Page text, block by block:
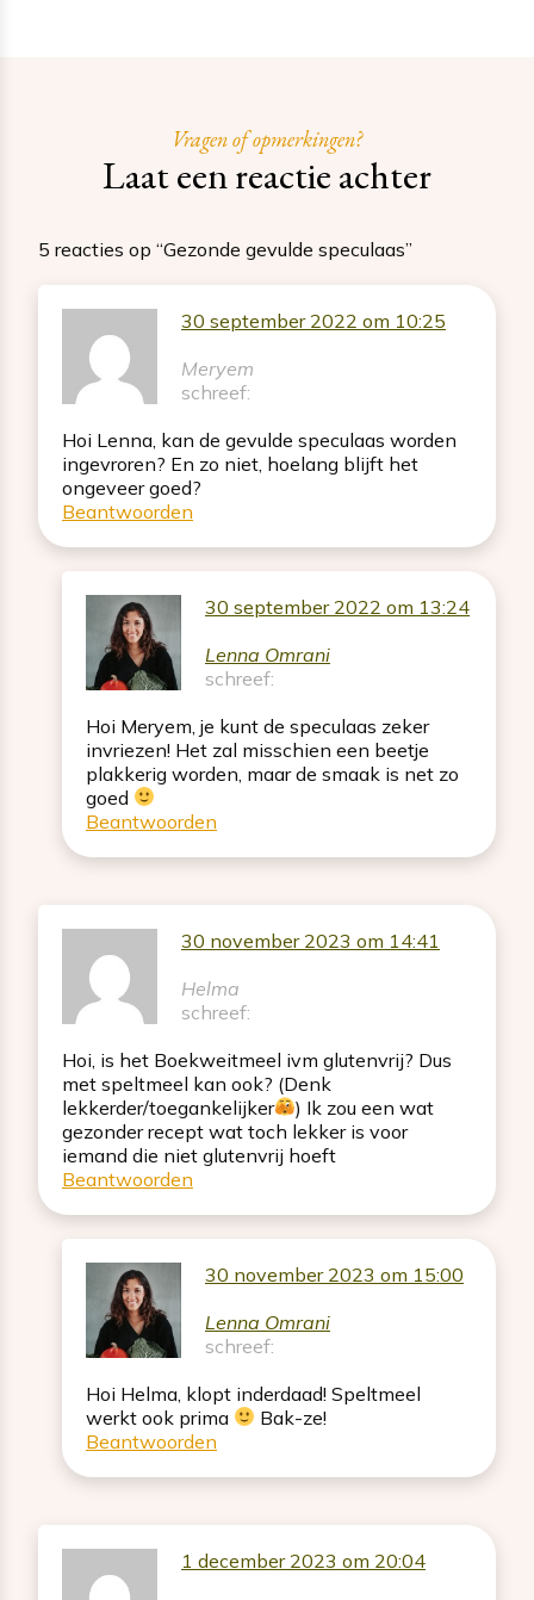
Vragen of opmerkingen?
Laat een reactie achter
5 reacties op “Gezonde gevulde speculaas”
Meryem
schreef:
30 september 2022 om 10:25
Hoi Lenna, kan de gevulde speculaas worden
ingevroren? En zo niet, hoelang blijft het
ongeveer goed?
Beantwoorden
Lenna Omrani
schreef:
30 september 2022 om 13:24
Hoi Meryem, je kunt de speculaas zeker
invriezen! Het zal misschien een beetje
plakkerig worden, maar de smaak is net zo
goed
Beantwoorden
Helma
schreef:
30 november 2023 om 14:41
Hoi, is het Boekweitmeel ivm glutenvrij? Dus
met speltmeel kan ook? (Denk
lekkerder/toegankelijker
) Ik zou een wat
gezonder recept wat toch lekker is voor
iemand die niet glutenvrij hoeft
Beantwoorden
Lenna Omrani
schreef:
30 november 2023 om 15:00
Hoi Helma, klopt inderdaad! Speltmeel
werkt ook prima
Bak-ze!
Beantwoorden
1 december 2023 om 20:04